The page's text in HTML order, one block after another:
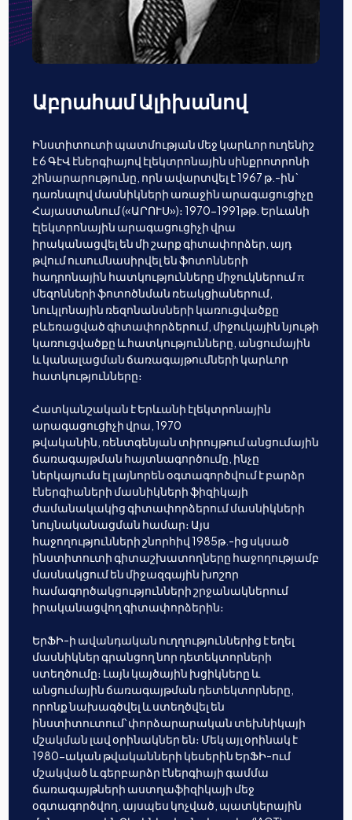
Աբրահամ Ալիխանով
Ինստիտուտի պատմության մեջ կարևոր ուղենիշ
է 6 ԳէՎ էներգիայով էլեկտրոնային սինքրոտրոնի
շինարարությունը, որն ավարտվել է 1967 թ.-ին`
դառնալով մասնիկների առաջին արագացուցիչը
Հայաստանում («ԱՐՈՒՍ»)։ 1970-1991թթ. Երևանի
էլեկտրոնային արագացուցիչի վրա
իրականացվել են մի շարք գիտափորձեր, այդ
թվում ուսումնասիրվել են ֆոտոնների
հադրոնային հատկությունները միջուկներում π
մեզոնների ֆոտոծնման ռեակցիաներում,
նուկլոնային ռեզոնանսների կառուցվածքը
բևեռացված գիտափորձերում, միջուկային նյութի
կառուցվածքը և հատկությունները, անցումային
և կանալացման ճառագայթումների կարևոր
հատկությունները։
Հատկանշական է Երևանի էլեկտրոնային
արագացուցիչի վրա, 1970
թվականին, ռենտգենյան տիրույթում անցումային
ճառագայթման հայտնագործումը, ինչը
ներկայումս էլ լայնորեն օգտագործվում է բարձր
էներգիաների մասնիկների ֆիզիկայի
ժամանակակից գիտափորձերում մասնիկների
նույնականացման համար։ Այս
հաջողությունների շնորհիվ 1985թ.-ից սկսած
ինստիտուտի գիտաշխատողները հաջողությամբ
մասնակցում են միջազգային խոշոր
համագործակցությունների շրջանակներում
իրականացվող գիտափորձերին։
ԵրՖԻ-ի ավանդական ուղղություններից է եղել
մասնիկներ գրանցող նոր դետեկտորների
ստեղծումը։ Լայն կայծային խցիկները և
անցումային ճառագայթման դետեկտորները,
որոնք նախագծվել և ստեղծվել են
ինստիտուտում՝ փորձարարական տեխնիկայի
մշակման լավ օրինակներ են։ Մեկ այլ օրինակ է
1980-ական թվականների կեսերին ԵրՖԻ-ում
մշակված և գերբարձր էներգիայի գամմա
ճառագայթների աստղաֆիզիկայի մեջ
օգտագործվող, այսպես կոչված, պատկերային